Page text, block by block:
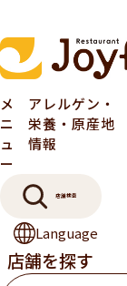
メ
ニ
ュ
ー
アレルゲン・
栄養・原産地
情報
店舗検索
Language
店舗を探す